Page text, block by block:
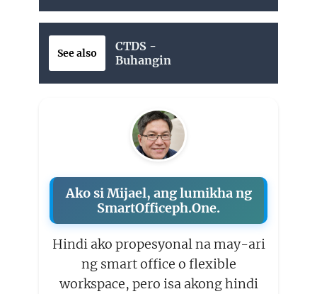
See also
CTDS -
Buhangin
Ako si Mijael, ang lumikha ng
SmartOfficeph.One.
Hindi ako propesyonal na may-ari
ng smart office o flexible
workspace, pero isa akong hindi